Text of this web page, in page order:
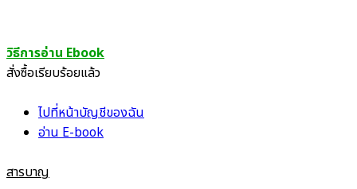
วิธีการอ่าน Ebook
สั่งซื้อเรียบร้อยแล้ว
ไปที่หน้าบัญชีของฉัน
อ่าน E-book
สารบาญ